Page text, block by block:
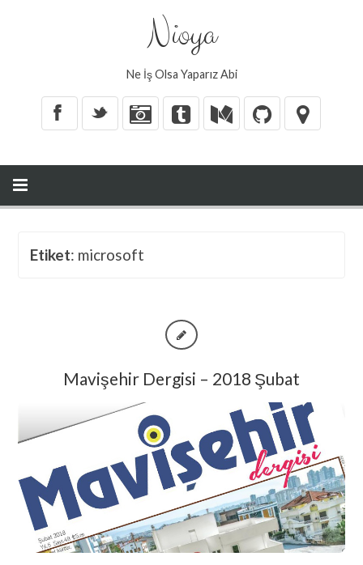
Nioya
Ne İş Olsa Yaparız Abi
X _
Etiket: microsoft
Mavişehir Dergisi – 2018 Şubat